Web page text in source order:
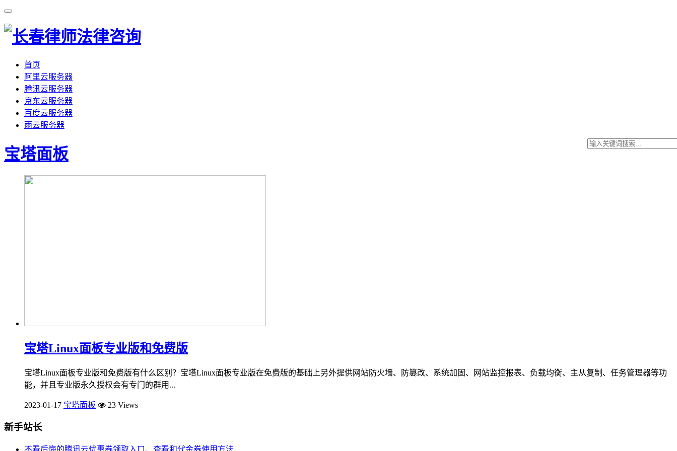
首页
阿里云服务器
腾讯云服务器
京东云服务器
百度云服务器
雨云服务器
宝塔面板
宝塔Linux面板专业版和免费版
宝塔Linux面板专业版和免费版有什么区别？宝塔Linux面板专业版在免费版的基础上另外提供网站防火墙、防篡改、系统加固、网站监控报表、负载均衡、主从复制、任务管理器等功
能，并且专业版永久授权会有专门的群用...
2023-01-17 宝塔面板 23 Views
新手站长
不看后悔的腾讯云优惠券领取入口、查看和代金券使用方法